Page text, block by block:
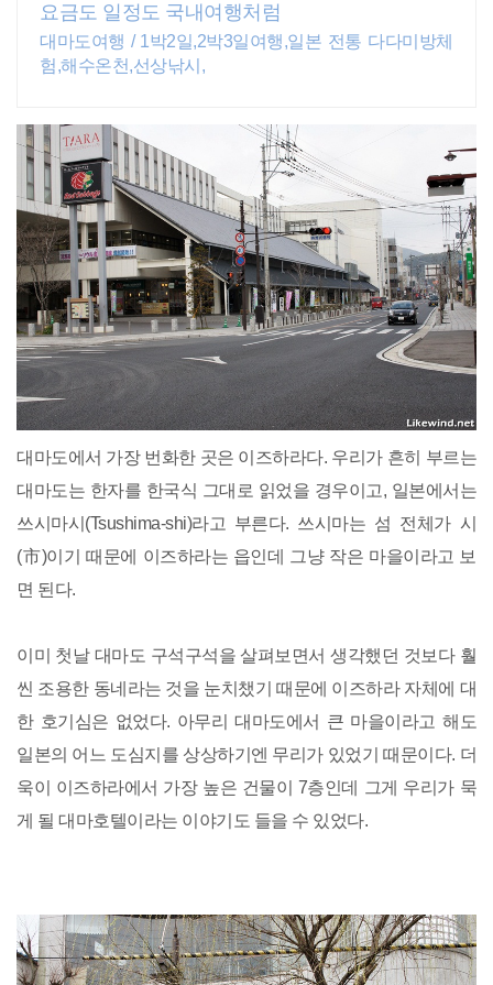
요금도 일정도 국내여행처럼
대마도여행 / 1박2일,2박3일여행,일본 전통 다다미방체
험,해수온천,선상낚시,
대마도에서 가장 번화한 곳은 이즈하라다. 우리가 흔히 부르는
대마도는 한자를 한국식 그대로 읽었을 경우이고, 일본에서는
쓰시마시(Tsushima-shi)라고 부른다. 쓰시마는 섬 전체가 시
(市)이기 때문에 이즈하라는 읍인데 그냥 작은 마을이라고 보
면 된다.
이미 첫날 대마도 구석구석을 살펴보면서 생각했던 것보다 훨
씬 조용한 동네라는 것을 눈치챘기 때문에 이즈하라 자체에 대
한 호기심은 없었다. 아무리 대마도에서 큰 마을이라고 해도
일본의 어느 도심지를 상상하기엔 무리가 있었기 때문이다. 더
욱이 이즈하라에서 가장 높은 건물이 7층인데 그게 우리가 묵
게 될 대마호텔이라는 이야기도 들을 수 있었다.